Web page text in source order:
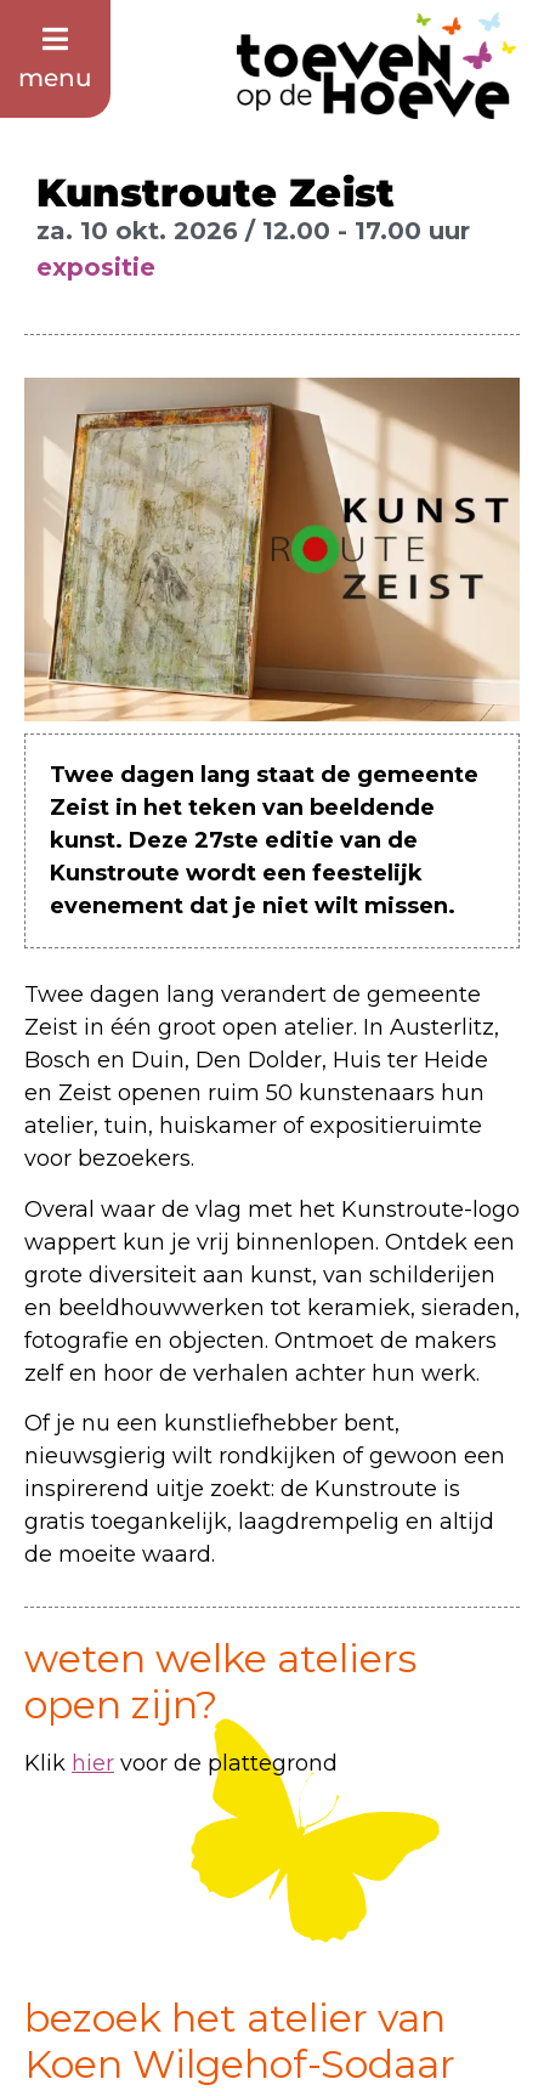
menu
Kunstroute Zeist
za. 10 okt. 2026 / 12.00 - 17.00 uur
expositie
Twee dagen lang staat de gemeente
Zeist in het teken van beeldende
kunst. Deze 27ste editie van de
Kunstroute wordt een feestelijk
evenement dat je niet wilt missen.
Twee dagen lang verandert de gemeente
Zeist in één groot open atelier. In Austerlitz,
Bosch en Duin, Den Dolder, Huis ter Heide
en Zeist openen ruim 50 kunstenaars hun
atelier, tuin, huiskamer of expositieruimte
voor bezoekers.
Overal waar de vlag met het Kunstroute-logo
wappert kun je vrij binnenlopen. Ontdek een
grote diversiteit aan kunst, van schilderijen
en beeldhouwwerken tot keramiek, sieraden,
fotografie en objecten. Ontmoet de makers
zelf en hoor de verhalen achter hun werk.
Of je nu een kunstliefhebber bent,
nieuwsgierig wilt rondkijken of gewoon een
inspirerend uitje zoekt: de Kunstroute is
gratis toegankelijk, laagdrempelig en altijd
de moeite waard.
weten welke ateliers
open zijn?
Klik hier voor de plattegrond
bezoek het atelier van
Koen Wilgehof-Sodaar